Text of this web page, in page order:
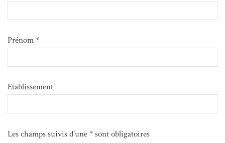
Prénom *
Etablissement
Les champs suivis d'une * sont obligatoires